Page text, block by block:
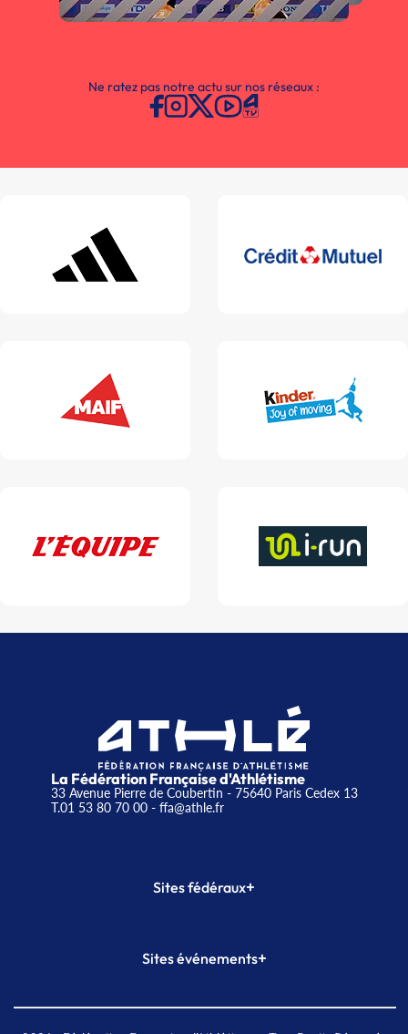
Ne ratez pas notre actu sur nos réseaux :
La Fédération Française d'Athlétisme
33 Avenue Pierre de Coubertin - 75640 Paris Cedex 13
T.01 53 80 70 00- ffa@athle.fr
Sites fédéraux+
Plateforme Formation
Sites événements+
Meeting de Paris indoor